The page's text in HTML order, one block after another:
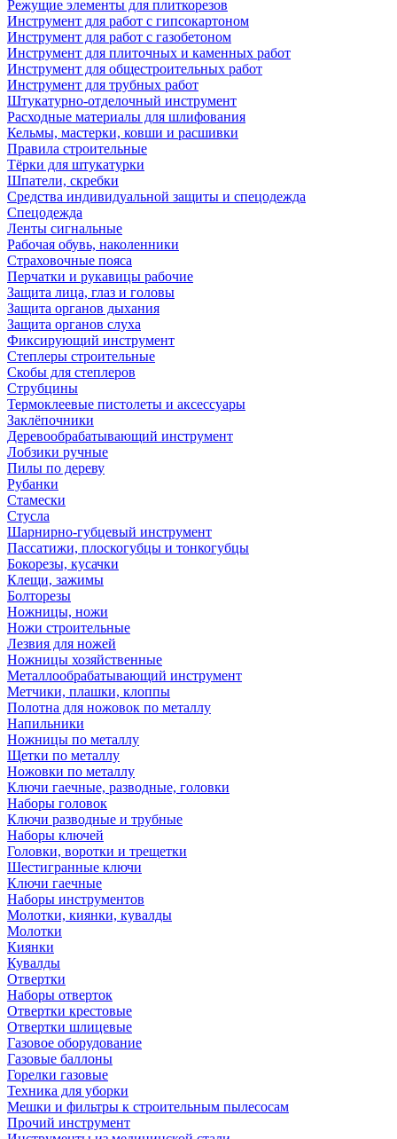
Режущие элементы для плиткорезов
Инструмент для работ с гипсокартоном
Инструмент для работ с газобетоном
Инструмент для плиточных и каменных работ
Инструмент для общестроительных работ
Инструмент для трубных работ
Штукатурно-отделочный инструмент
Расходные материалы для шлифования
Кельмы, мастерки, ковши и расшивки
Правила строительные
Тёрки для штукатурки
Шпатели, скребки
Средства индивидуальной защиты и спецодежда
Спецодежда
Ленты сигнальные
Рабочая обувь, наколенники
Страховочные пояса
Перчатки и рукавицы рабочие
Защита лица, глаз и головы
Защита органов дыхания
Защита органов слуха
Фиксирующий инструмент
Степлеры строительные
Скобы для степлеров
Струбцины
Термоклеевые пистолеты и аксессуары
Заклёпочники
Деревообрабатывающий инструмент
Лобзики ручные
Пилы по дереву
Рубанки
Стамески
Стусла
Шарнирно-губцевый инструмент
Пассатижи, плоскогубцы и тонкогубцы
Бокорезы, кусачки
Клещи, зажимы
Болторезы
Ножницы, ножи
Ножи строительные
Лезвия для ножей
Ножницы хозяйственные
Металлообрабатывающий инструмент
Метчики, плашки, клоппы
Полотна для ножовок по металлу
Напильники
Ножницы по металлу
Щетки по металлу
Ножовки по металлу
Ключи гаечные, разводные, головки
Наборы головок
Ключи разводные и трубные
Наборы ключей
Головки, воротки и трещетки
Шестигранные ключи
Ключи гаечные
Наборы инструментов
Молотки, киянки, кувалды
Молотки
Киянки
Кувалды
Отвертки
Наборы отверток
Отвертки крестовые
Отвертки шлицевые
Газовое оборудование
Газовые баллоны
Горелки газовые
Техника для уборки
Мешки и фильтры к строительным пылесосам
Прочий инструмент